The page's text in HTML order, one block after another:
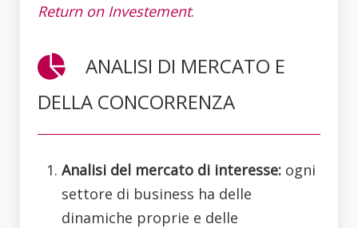
Return on Investement.
ANALISI DI MERCATO E
DELLA CONCORRENZA
Analisi del mercato di interesse:ogni
settore di business ha delle
dinamiche proprie e delle